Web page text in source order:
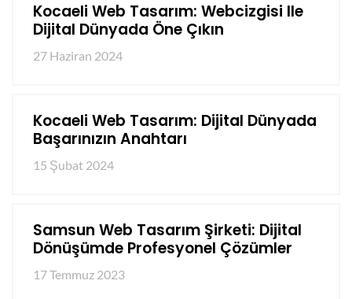
Kocaeli Web Tasarım: Webcizgisi Ile
Dijital Dünyada Öne Çıkın
27 Haziran 2024
Kocaeli Web Tasarım: Dijital Dünyada
Başarınızın Anahtarı
15 Şubat 2024
Samsun Web Tasarım Şirketi: Dijital
Dönüşümde Profesyonel Çözümler
17 Temmuz 2023